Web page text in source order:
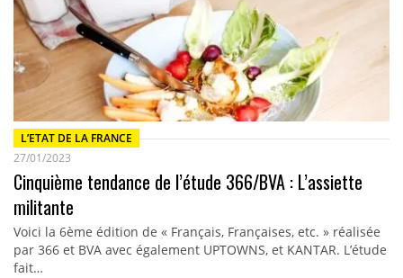
L’ETAT DE LA FRANCE
27/01/2023
Cinquième tendance de l’étude 366/BVA : L’assiette
militante
Voici la 6ème édition de « Français, Françaises, etc. » réalisée
par 366 et BVA avec également UPTOWNS, et KANTAR. L’étude
fait…